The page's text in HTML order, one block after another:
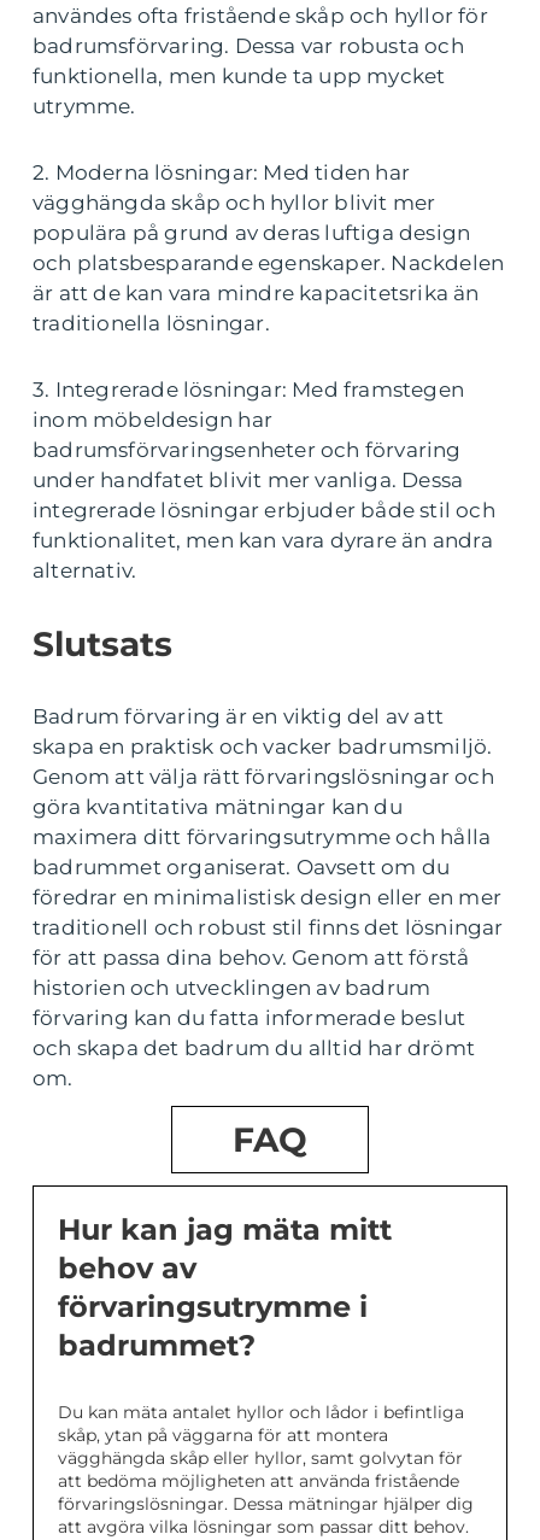
användes ofta fristående skåp och hyllor för
badrumsförvaring. Dessa var robusta och
funktionella, men kunde ta upp mycket
utrymme.
2. Moderna lösningar: Med tiden har
vägghängda skåp och hyllor blivit mer
populära på grund av deras luftiga design
och platsbesparande egenskaper. Nackdelen
är att de kan vara mindre kapacitetsrika än
traditionella lösningar.
3. Integrerade lösningar: Med framstegen
inom möbeldesign har
badrumsförvaringsenheter och förvaring
under handfatet blivit mer vanliga. Dessa
integrerade lösningar erbjuder både stil och
funktionalitet, men kan vara dyrare än andra
alternativ.
Slutsats
Badrum förvaring är en viktig del av att
skapa en praktisk och vacker badrumsmiljö.
Genom att välja rätt förvaringslösningar och
göra kvantitativa mätningar kan du
maximera ditt förvaringsutrymme och hålla
badrummet organiserat. Oavsett om du
föredrar en minimalistisk design eller en mer
traditionell och robust stil finns det lösningar
för att passa dina behov. Genom att förstå
historien och utvecklingen av badrum
förvaring kan du fatta informerade beslut
och skapa det badrum du alltid har drömt
om.
FAQ
Hur kan jag mäta mitt
behov av
förvaringsutrymme i
badrummet?
Du kan mäta antalet hyllor och lådor i befintliga
skåp, ytan på väggarna för att montera
vägghängda skåp eller hyllor, samt golvytan för
att bedöma möjligheten att använda fristående
förvaringslösningar. Dessa mätningar hjälper dig
att avgöra vilka lösningar som passar ditt behov.